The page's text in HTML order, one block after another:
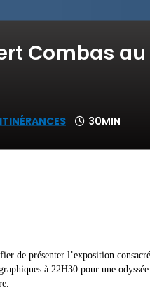
Combas
30MIN
de présenter l’exposition
à 22H30 pour une